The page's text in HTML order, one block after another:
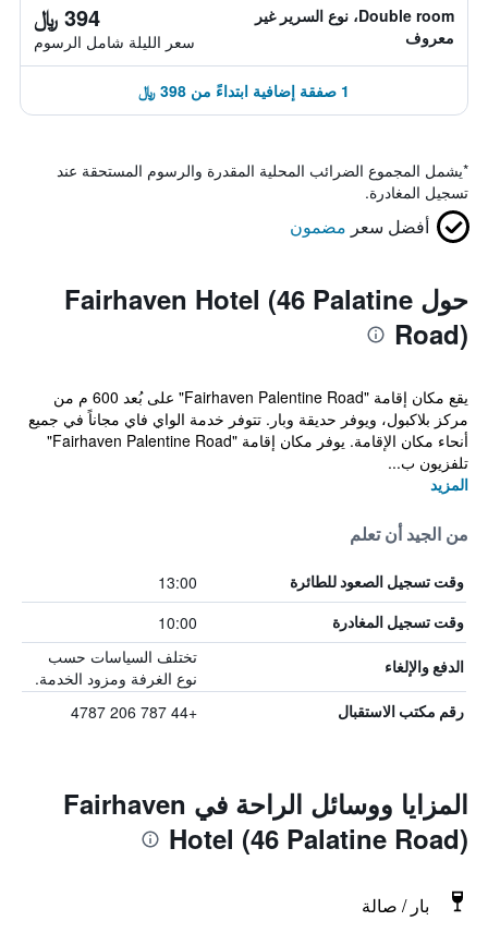
Double room، نوع السرير غير
معروف
394 ﷼
سعر الليلة شامل الرسوم
1 صفقة إضافية ابتداءً من 398 ﷼
*يشمل المجموع الضرائب المحلية المقدرة والرسوم المستحقة عند
تسجيل المغادرة.
أفضل سعر مضمون
حول Fairhaven Hotel (46 Palatine
Road)
يقع مكان إقامة "Fairhaven Palentine Road" على بُعد 600 م من
مركز بلاكبول، ويوفر حديقة وبار. تتوفر خدمة الواي فاي مجاناً في جميع
أنحاء مكان الإقامة. يوفر مكان إقامة "Fairhaven Palentine Road"
تلفزيون ب...
المزيد
من الجيد أن تعلم
وقت تسجيل الصعود للطائرة 13:00
وقت تسجيل المغادرة 10:00
الدفع والإلغاء
تختلف السياسات حسب
نوع الغرفة ومزود الخدمة.
رقم مكتب الاستقبال +44 787 206 4787
المزايا ووسائل الراحة في Fairhaven
Hotel (46 Palatine Road)
بار / صالة